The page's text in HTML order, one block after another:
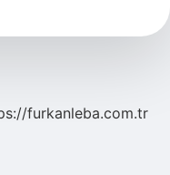
furkanleba.com.tr